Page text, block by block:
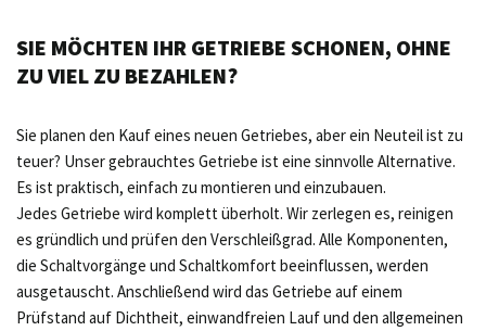
SIE MÖCHTEN IHR GETRIEBE SCHONEN, OHNE
ZU VIEL ZU BEZAHLEN?
Sie planen den Kauf eines neuen Getriebes, aber ein Neuteil ist zu
teuer? Unser gebrauchtes Getriebe ist eine sinnvolle Alternative.
Es ist praktisch, einfach zu montieren und einzubauen.
Jedes Getriebe wird komplett überholt. Wir zerlegen es, reinigen
es gründlich und prüfen den Verschleißgrad. Alle Komponenten,
die Schaltvorgänge und Schaltkomfort beeinflussen, werden
ausgetauscht. Anschließend wird das Getriebe auf einem
Prüfstand auf Dichtheit, einwandfreien Lauf und den allgemeinen